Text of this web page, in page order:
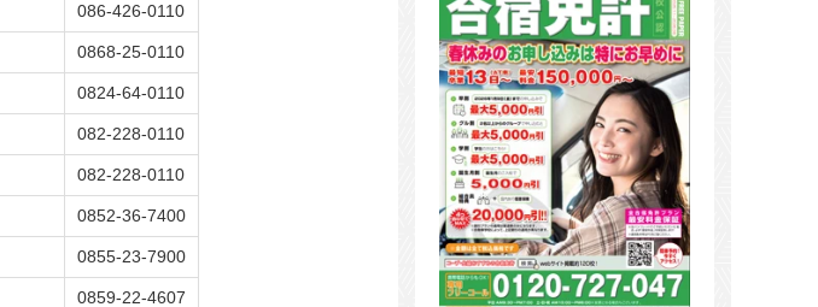
086-426-0110
0868-25-0110
0824-64-0110
082-228-0110
082-228-0110
0852-36-7400
0855-23-7900
0859-22-4607